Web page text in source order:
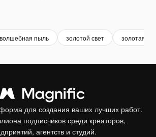
волшебная пыль золотой свет золотая
для создания ваших лучших работ.
подписчиков среди креаторов,
агентств и студий.